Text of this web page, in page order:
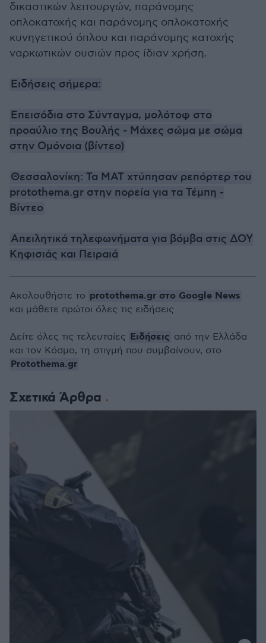
δικαστικών λειτουργών, παράνομης
οπλοκατοχής και παράνομης οπλοκατοχής
κυνηγετικού όπλου και παράνομης κατοχής
ναρκωτικών ουσιών προς ίδιαν χρήση.
Ειδήσεις σήμερα:
Επεισόδια στο Σύνταγμα, μολότοφ στο
προαύλιο της Βουλής - Μάχες σώμα με σώμα
στην Ομόνοια (βίντεο)
Θεσσαλονίκη: Τα ΜΑΤ χτύπησαν ρεπόρτερ του
protothema.gr στην πορεία για τα Τέμπη -
Βίντεο
Απειλητικά τηλεφωνήματα για βόμβα στις ΔΟΥ
Κηφισιάς και Πειραιά
Σχετικά Άρθρα
Ακολουθήστε το protothema.gr στο Google News
και μάθετε πρώτοι όλες τις ειδήσεις
Δείτε όλες τις τελευταίες Ειδήσεις από την Ελλάδα
και τον Κόσμο, τη στιγμή που συμβαίνουν, στο
Protothema.gr